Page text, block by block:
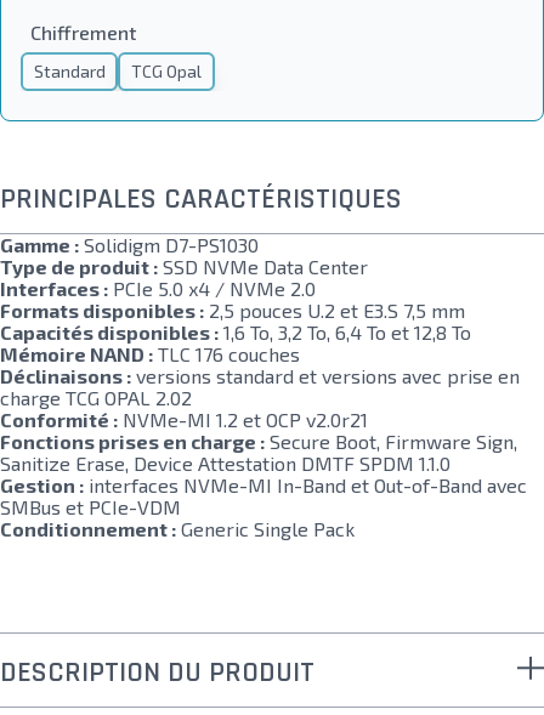
Chiffrement
Standard TCG Opal
PRINCIPALES CARACTÉRISTIQUES
Gamme : Solidigm D7-PS1030
Type de produit : SSD NVMe Data Center
Interfaces : PCIe 5.0 x4 / NVMe 2.0
Formats disponibles : 2,5 pouces U.2 et E3.S 7,5 mm
Capacités disponibles : 1,6 To, 3,2 To, 6,4 To et 12,8 To
Mémoire NAND : TLC 176 couches
Déclinaisons : versions standard et versions avec prise en
charge TCG OPAL 2.02
Conformité : NVMe-MI 1.2 et OCP v2.0r21
Fonctions prises en charge : Secure Boot, Firmware Sign,
Sanitize Erase, Device Attestation DMTF SPDM 1.1.0
Gestion : interfaces NVMe-MI In-Band et Out-of-Band avec
SMBus et PCIe-VDM
Conditionnement : Generic Single Pack
DESCRIPTION DU PRODUIT